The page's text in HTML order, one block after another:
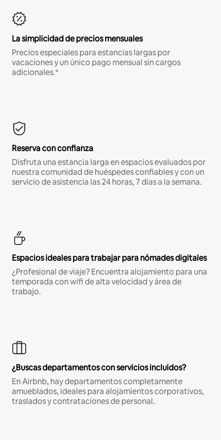
La simplicidad de precios mensuales
Precios especiales para estancias largas por
vacaciones y un único pago mensual sin cargos
adicionales.*
Reserva con confianza
Disfruta una estancia larga en espacios evaluados por
nuestra comunidad de huéspedes confiables y con un
servicio de asistencia las 24 horas, 7 días a la semana.
Espacios ideales para trabajar para nómades digitales
¿Profesional de viaje? Encuentra alojamiento para una
temporada con wifi de alta velocidad y área de
trabajo.
¿Buscas departamentos con servicios incluidos?
En Airbnb, hay departamentos completamente
amueblados, ideales para alojamientos corporativos,
traslados y contrataciones de personal.